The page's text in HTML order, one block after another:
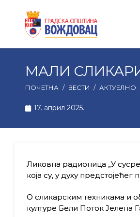
МАЛИ
ПОЧЕТНА / ВЕСТИ / АКТУЕЛНО
17. април 2025.
Ликовна радионица „У
која су, у духу предстојећег
О сликарским техникама и
културе Бели Поток Јелена